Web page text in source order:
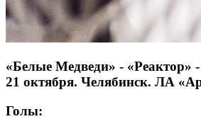
«Белые Медведи» - «Реактор»
21 октября. Челябинск. ЛА
Голы: